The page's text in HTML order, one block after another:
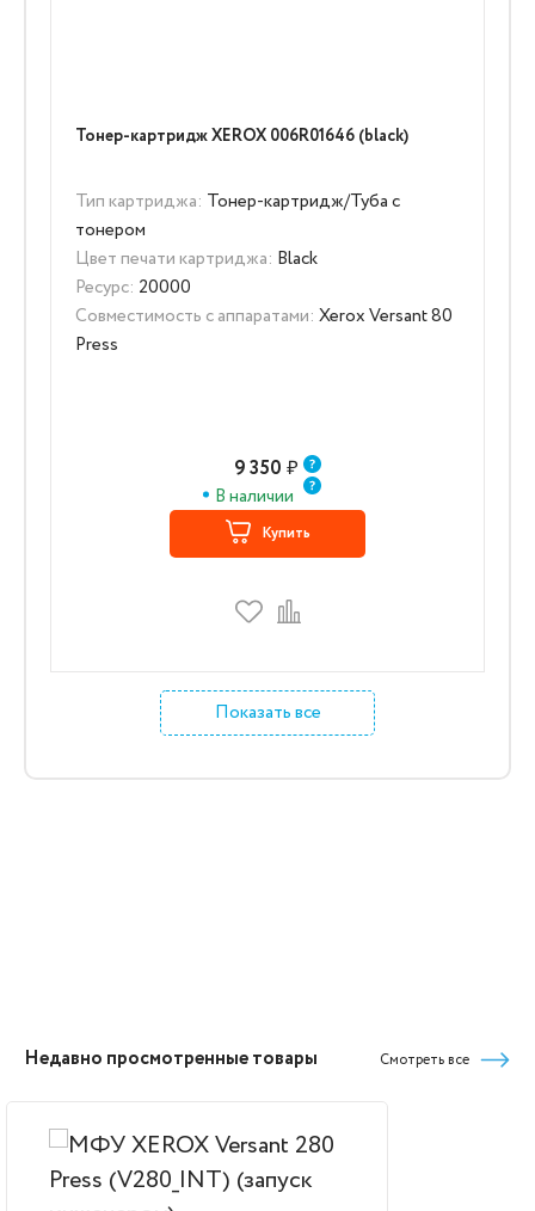
Тонер-картридж XEROX 006R01646 (black)
Тип картриджа: Тонер-картридж/Туба с
тонером
Цвет печати картриджа: Black
Ресурс: 20000
Совместимость с аппаратами: Xerox Versant 80
Press
9 350 ₽
В наличии
Купить
Показать все
Недавно просмотренные товары Смотреть все